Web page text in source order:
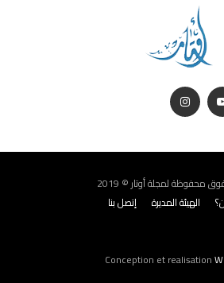
محفوظة لمجلة أوتار © 2019
الهيئة المديرة إتصل بنا
Conception et realisation